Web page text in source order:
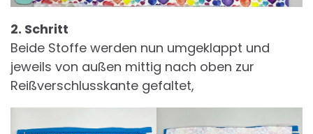
2. Schritt
Beide Stoffe werden nun umgeklappt und
jeweils von außen mittig nach oben zur
Reißverschlusskante gefaltet,